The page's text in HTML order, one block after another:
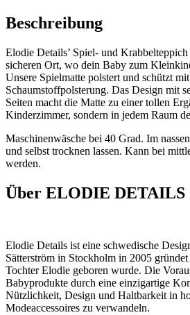
Beschreibung
Elodie Details’ Spiel- und
sicheren Ort, wo dein Baby zum
Unsere Spielmatte polstert und schützt
Schaumstoffpolsterung. Das Design mit
Seiten macht die Matte zu einer tollen
Kinderzimmer, sondern in jedem Raum
Maschinenwäsche bei 40 Grad. Im
und selbst trocknen lassen. Kann bei
werden.
Über ELODIE DETAILS
Elodie Details ist eine schwedische
Sätterström in Stockholm in 2005
Tochter Elodie geboren wurde. Die
Babyprodukte durch eine einzigartige
Nützlichkeit, Design und Haltbarkeit in
Modeaccessoires zu verwandeln.